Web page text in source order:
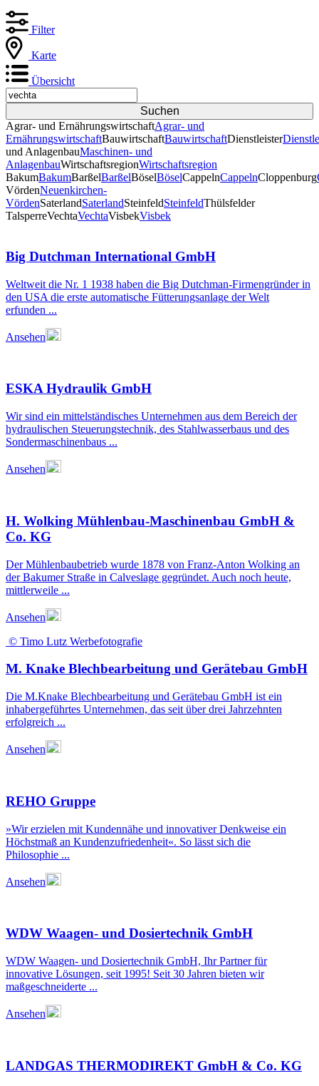
Filter
Karte
Übersicht
Agrar- und ErnährungswirtschaftAgrar- und
ErnährungswirtschaftBauwirtschaftBauwirtschaftDienstleister
und AnlagenbauMaschinen- und
AnlagenbauWirtschaftsregionWirtschaftsregion
BakumBakumBarßelBarßelBöselBöselCappelnCappelnCloppenburg
VördenNeuenkirchen-
VördenSaterlandSaterlandSteinfeldSteinfeldThülsfelder
TalsperreVechtaVechtaVisbekVisbek
Big Dutchman International GmbH
Weltweit die Nr. 1 1938 haben die Big Dutchman-Firmengründer in
den USA die erste automatische Fütterungsanlage der Welt
erfunden ...
Ansehen
ESKA Hydraulik GmbH
Wir sind ein mittelständisches Unternehmen aus dem Bereich der
hydraulischen Steuerungstechnik, des Stahlwasserbaus und des
Sondermaschinenbaus ...
Ansehen
H. Wolking Mühlenbau-Maschinenbau GmbH &
Co. KG
Der Mühlenbaubetrieb wurde 1878 von Franz-Anton Wolking an
der Bakumer Straße in Calveslage gegründet. Auch noch heute,
mittlerweile ...
Ansehen
© Timo Lutz Werbefotografie
M. Knake Blechbearbeitung und Gerätebau GmbH
Die M.Knake Blechbearbeitung und Gerätebau GmbH ist ein
inhabergeführtes Unternehmen, das seit über drei Jahrzehnten
erfolgreich ...
Ansehen
REHO Gruppe
»Wir erzielen mit Kundennähe und innovativer Denkweise ein
Höchstmaß an Kundenzufriedenheit«. So lässt sich die
Philosophie ...
Ansehen
WDW Waagen- und Dosiertechnik GmbH
WDW Waagen- und Dosiertechnik GmbH, Ihr Partner für
innovative Lösungen, seit 1995! Seit 30 Jahren bieten wir
maßgeschneiderte ...
Ansehen
LANDGAS THERMODIREKT GmbH & Co. KG